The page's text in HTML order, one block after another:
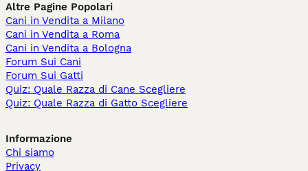
Altre Pagine Popolari
Cani in Vendita a Milano
Cani in Vendita a Roma
Cani in Vendita a Bologna
Forum Sui Cani
Forum Sui Gatti
Quiz: Quale Razza di Cane Scegliere
Quiz: Quale Razza di Gatto Scegliere
Informazione
Chi siamo
Privacy